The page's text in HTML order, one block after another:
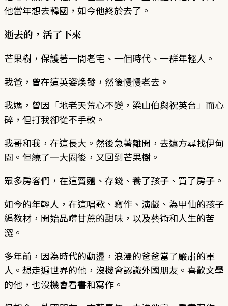
他當年想去韓國，如今他終於去了。
逝去的，活了下來
芒果樹，保護著一間老宅、一個時代、一群年輕人。
我爸，曾在這英姿煥發，然後慢慢老去。
我媽，曾因「地老天荒心不變，梁山伯與祝英台」而心
碎，但打我卻從不手軟。
我哥和我，在這長大。然後急著離開，去遠方尋找伊甸
園。但繞了一大圈後，又回到芒果樹。
眾多房客們，在這賣麵、存錢、養了孩子、買了房子。
如今的年輕人，在這唱歌、寫作、演戲、為甲仙的孩子
編教材，開始品嚐甘蔗的甜味，以及藝術和人生的苦
澀。
多年前，因為時代的動盪，浪漫的爸爸當了嚴肅的軍
人。想走遍世界的他，沒機會認識外國朋友。喜歡文學
的他，也沒機會看書和寫作。